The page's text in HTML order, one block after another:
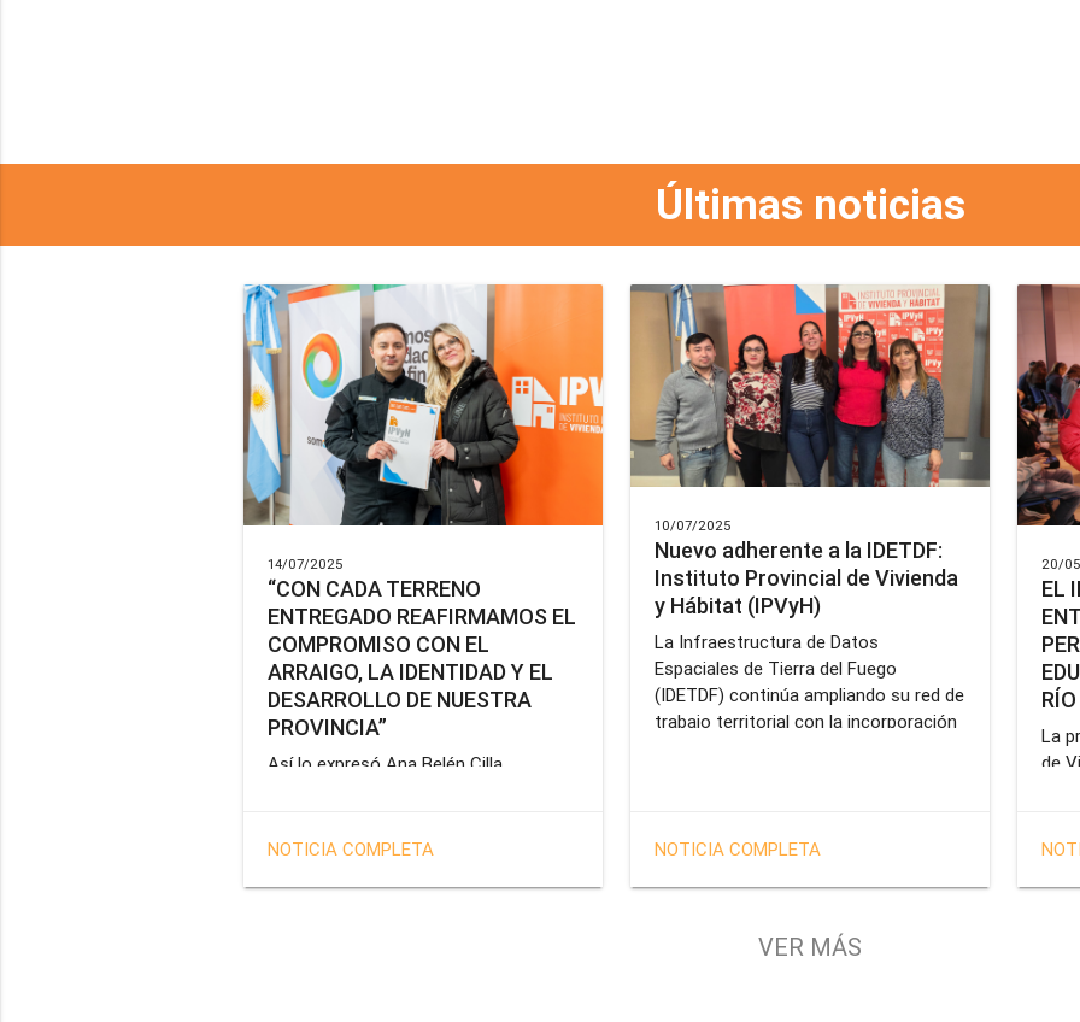
Últimas noticias
14/07/2025
“CON CADA TERRENO
ENTREGADO REAFIRMAMOS EL
COMPROMISO CON EL
ARRAIGO, LA IDENTIDAD Y EL
DESARROLLO DE NUESTRA
PROVINCIA”
Así lo expresó Ana Belén Cilla,
balance del trabajo del organismo en el
adjudicación de lotes a personal
NOTICIA COMPLETA
10/07/2025
Nuevo adherente a la IDETDF:
Instituto Provincial de Vivienda
y Hábitat (IPVyH)
La Infraestructura de Datos
Espaciales de Tierra del Fuego
(IDETDF) continúa ampliando su red de
trabajo territorial con la incorporación
NOTICIA COMPLETA
20/
EL
La
de
VER MÁS